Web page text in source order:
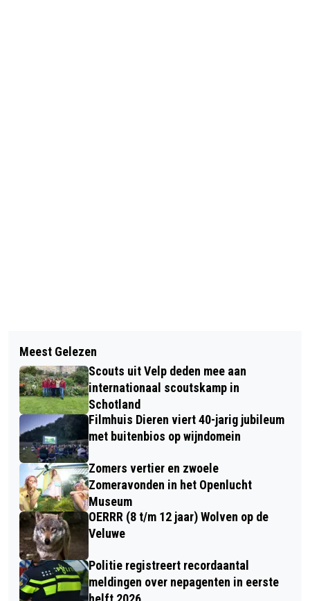
PRINSENPAAR STAN EN VERA
ONTHULD BIJ PRINSENBAL CV. DE
DEURDAUWERS IN DIEREN
MUZIKALE ONTMOETING SURSUM
CORDA 50+ KOOR EN ST.
MARTINUSKOOR IN ELLECOM
Meest Gelezen
Scouts uit Velp deden mee aan
internationaal scoutskamp in
Schotland
Filmhuis Dieren viert 40-jarig jubileum
met buitenbios op wijndomein
Zomers vertier en zwoele
Zomeravonden in het Openlucht
Museum
OERRR (8 t/m 12 jaar) Wolven op de
Veluwe
Politie registreert recordaantal
meldingen over nepagenten in eerste